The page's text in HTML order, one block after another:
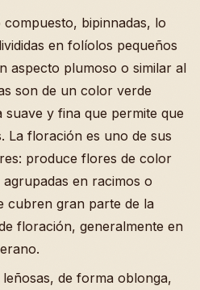
bipinnadas, lo
en folíolos pequeños
aspecto plumoso o similar al
son de un color verde
y fina que permite que
La floración es uno de sus
produce flores de color
en racimos o
cubren gran parte de la
floración, generalmente en
de forma oblonga,